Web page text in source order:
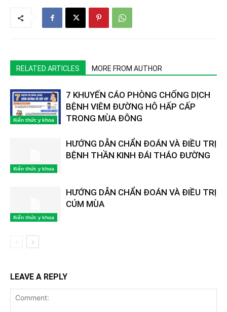
RELATED ARTICLES MORE FROM AUTHOR
Kiến thức y khoa
7 KHUYẾN CÁO PHÒNG CHỐNG DỊCH
BỆNH VIÊM ĐƯỜNG HÔ HẤP CẤP
TRONG MÙA ĐÔNG
Kiến thức y khoa
HƯỚNG DẪN CHẨN ĐOÁN VÀ ĐIỀU TRỊ
BỆNH THẦN KINH ĐÁI THÁO ĐƯỜNG
Kiến thức y khoa
HƯỚNG DẪN CHẨN ĐOÁN VÀ ĐIỀU TRỊ
CÚM MÙA
LEAVE A REPLY